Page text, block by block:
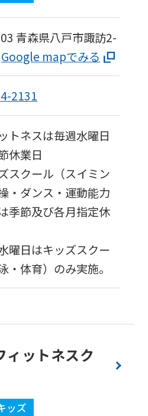
青森県八戸市諏訪2-
Google mapでみる
2131
トネスは毎週水曜日
休業日
スクール（スイミン
・ダンス・運動能力
季節及び各月指定休
曜日はキッズスクー
・体育）のみ実施。
ィットネスク
ッズ